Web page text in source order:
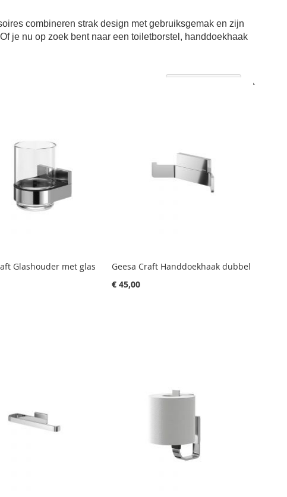
combineren strak design met gebruiksgemak en zijn
je nu op zoek bent naar een toiletborstel, handdoekhaak
Glashouder met glas
Geesa Craft Handdoekhaak dubbel
€ 45,00